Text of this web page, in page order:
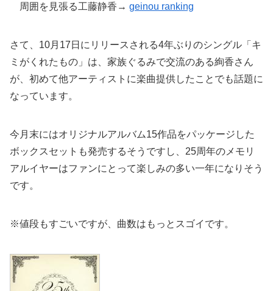
周囲を見張る工藤静香→ geinou ranking
さて、10月17日にリリースされる4年ぶりのシングル「キ
ミがくれたもの」は、家族ぐるみで交流のある絢香さん
が、初めて他アーティストに楽曲提供したことでも話題に
なっています。
今月末にはオリジナルアルバム15作品をパッケージした
ボックスセットも発売するそうですし、25周年のメモリ
アルイヤーはファンにとって楽しみの多い一年になりそう
です。
※値段もすごいですが、曲数はもっとスゴイです。